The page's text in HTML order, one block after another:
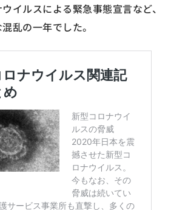
イルスによる緊急事態宣言など、
乱の一年でした。